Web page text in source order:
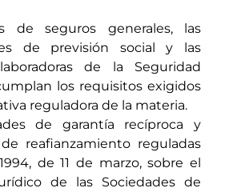
de seguros generales, las
de previsión social y las
de la Seguridad
los requisitos exigidos
reguladora de la materia.
de garantía recíproca y
reafianzamiento reguladas
de 11 de marzo, sobre el
de las Sociedades de